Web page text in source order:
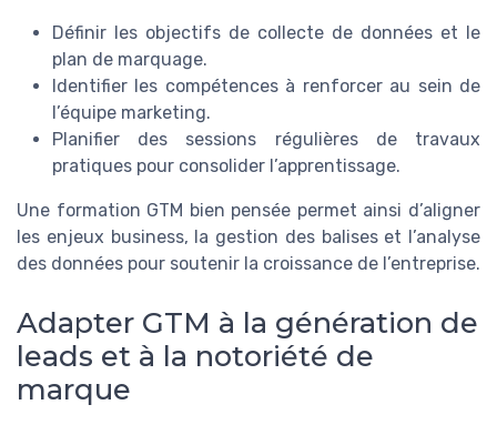
Définir les objectifs de collecte de données et le
plan de marquage.
Identifier les compétences à renforcer au sein de
l’équipe marketing.
Planifier des sessions régulières de travaux
pratiques pour consolider l’apprentissage.
Une formation GTM bien pensée permet ainsi d’aligner
les enjeux business, la gestion des balises et l’analyse
des données pour soutenir la croissance de l’entreprise.
Adapter GTM à la génération de
leads et à la notoriété de
marque